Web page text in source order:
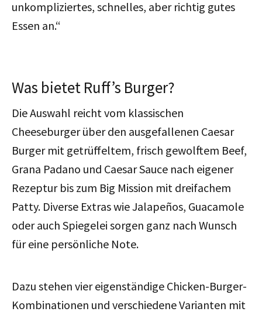
unkompliziertes, schnelles, aber richtig gutes
Essen an.“
Was bietet Ruff’s Burger?
Die Auswahl reicht vom klassischen
Cheeseburger über den ausgefallenen Caesar
Burger mit getrüffeltem, frisch gewolftem Beef,
Grana Padano und Caesar Sauce nach eigener
Rezeptur bis zum Big Mission mit dreifachem
Patty. Diverse Extras wie Jalapeños, Guacamole
oder auch Spiegelei sorgen ganz nach Wunsch
für eine persönliche Note.
Dazu stehen vier eigenständige Chicken-Burger-
Kombinationen und verschiedene Varianten mit